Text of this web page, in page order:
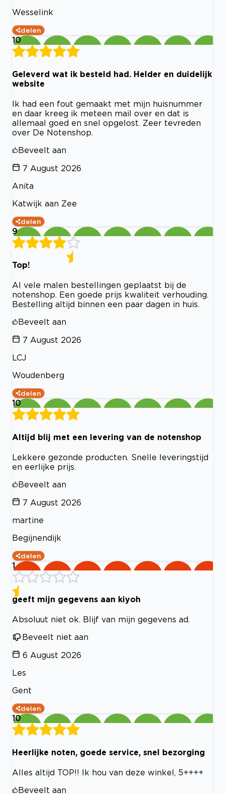
Wesselink
delen
10
Geleverd wat ik besteld had. Helder en duidelijk
website
Ik had een fout gemaakt met mijn huisnummer
en daar kreeg ik meteen mail over en dat is
allemaal goed en snel opgelost. Zeer tevreden
over De Notenshop.
Beveelt aan
7 August 2026
Anita
Katwijk aan Zee
delen
9
Top!
Al vele malen bestellingen geplaatst bij de
notenshop. Een goede prijs kwaliteit verhouding.
Bestelling altijd binnen een paar dagen in huis.
Beveelt aan
7 August 2026
LCJ
Woudenberg
delen
10
Altijd blij met een levering van de notenshop
Lekkere gezonde producten. Snelle leveringstijd
en eerlijke prijs.
Beveelt aan
7 August 2026
martine
Begijnendijk
delen
1
geeft mijn gegevens aan kiyoh
Absoluut niet ok. Blijf van mijn gegevens ad.
Beveelt niet aan
6 August 2026
Les
Gent
delen
10
Heerlijke noten, goede service, snel bezorging
Alles altijd TOP!! Ik hou van deze winkel, 5++++
Beveelt aan